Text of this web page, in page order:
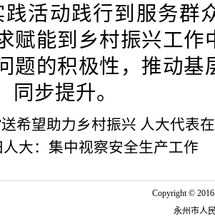
践活动践行到服务群
赋能到乡村振兴工作
题的积极性，推动基
同步提升。
送希望助力乡村振兴 人大代表
人大：集中视察安全生产工作
Copyright ©
永州市人